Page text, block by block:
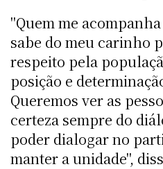
"Quem me
sabe do meu carinho
respeito pela
posição e
Queremos ver as
certeza sempre do
poder dialogar no
manter a unidade",